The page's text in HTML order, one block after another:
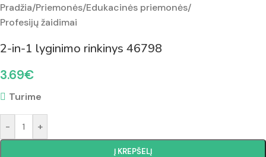
Pradžia/Priemonės/Edukacinės priemonės/
Profesijų žaidimai
2-in-1 lyginimo rinkinys 46798
3.69€
Turime
- +
Į KREPŠELĮ